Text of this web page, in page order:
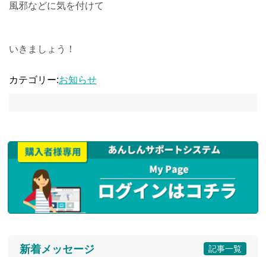
風邪などに気を付けて
いきましょう！
カテゴリー:お知らせ
記事一覧
新着メッセージ